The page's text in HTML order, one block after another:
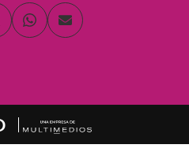
Whatsapp
Enviar
por